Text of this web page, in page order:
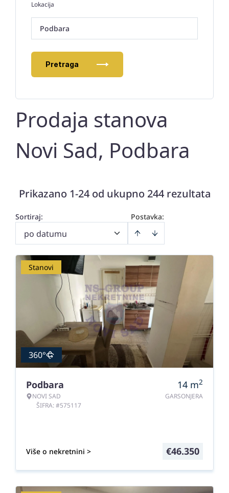
Lokacija
Podbara
Pretraga
Prodaja stanova
Novi Sad, Podbara
Prikazano 1-24 od ukupno 244 rezultata
Postavka:
Sortiraj:
po datumu
Stanovi
360°
Podbara
NOVI SAD
ŠIFRA: #575117
14 m2
GARSONJERA
Više o nekretnini > €46.350